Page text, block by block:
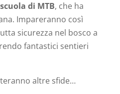
di MTB, che ha
Impareranno così
sicurezza nel bosco a
fantastici sentieri
altre sfide…